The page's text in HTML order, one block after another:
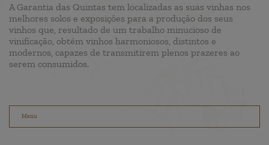
A Garantia das Quintas tem localizadas as suas vinhas nos
melhores solos e exposições para a produção dos seus
vinhos que, resultado de um trabalho minucioso de
vinificação, obtém vinhos harmoniosos, distintos e
modernos, capazes de transmitirem plenos prazeres ao
serem consumidos.
Menu